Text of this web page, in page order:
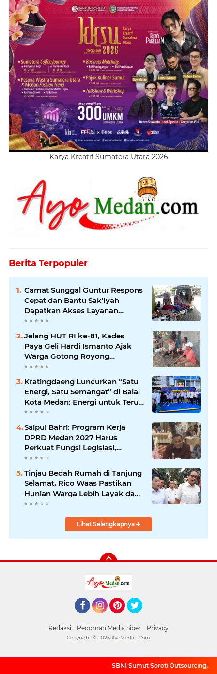
Karya Kreatif Sumatera Utara 2026
Berita Terpopuler
Camat Sunggal Guntur Respons
Cepat dan Bantu Sak'Iyah
Dapatkan Akses Layanan
Kesehatan
Jelang HUT RI ke-81, Kades
Paya Geli Hardi Ismanto Ajak
Warga Gotong Royong
Bersihkan Parit dan Lingkungan
Kratingdaeng Luncurkan “Satu
Energi, Satu Semangat” di Balai
Kota Medan: Energi untuk Terus
Bergerak Maju
Saipul Bahri: Program Kerja
DPRD Medan 2027 Harus
Perkuat Fungsi Legislasi,
Anggaran dan Pengawasan
Tinjau Bedah Rumah di Tanjung
Selamat, Rico Waas Pastikan
Hunian Warga Lebih Layak dan
Sehat
Lihat Selengkapnya
Redaksi Pedoman Media Siber Privacy
SBNI Sumut Soroti Outsourcing, Upah
Copyright © 2026 AyoMedan.Com